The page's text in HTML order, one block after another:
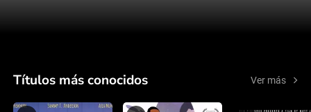
Títulos más conocidos Ver más